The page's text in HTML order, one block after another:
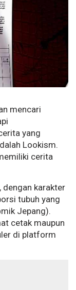
mencari
yang
Lookism.
cerita
dengan karakter
tubuh yang
Jepang).
cetak maupun
di platform